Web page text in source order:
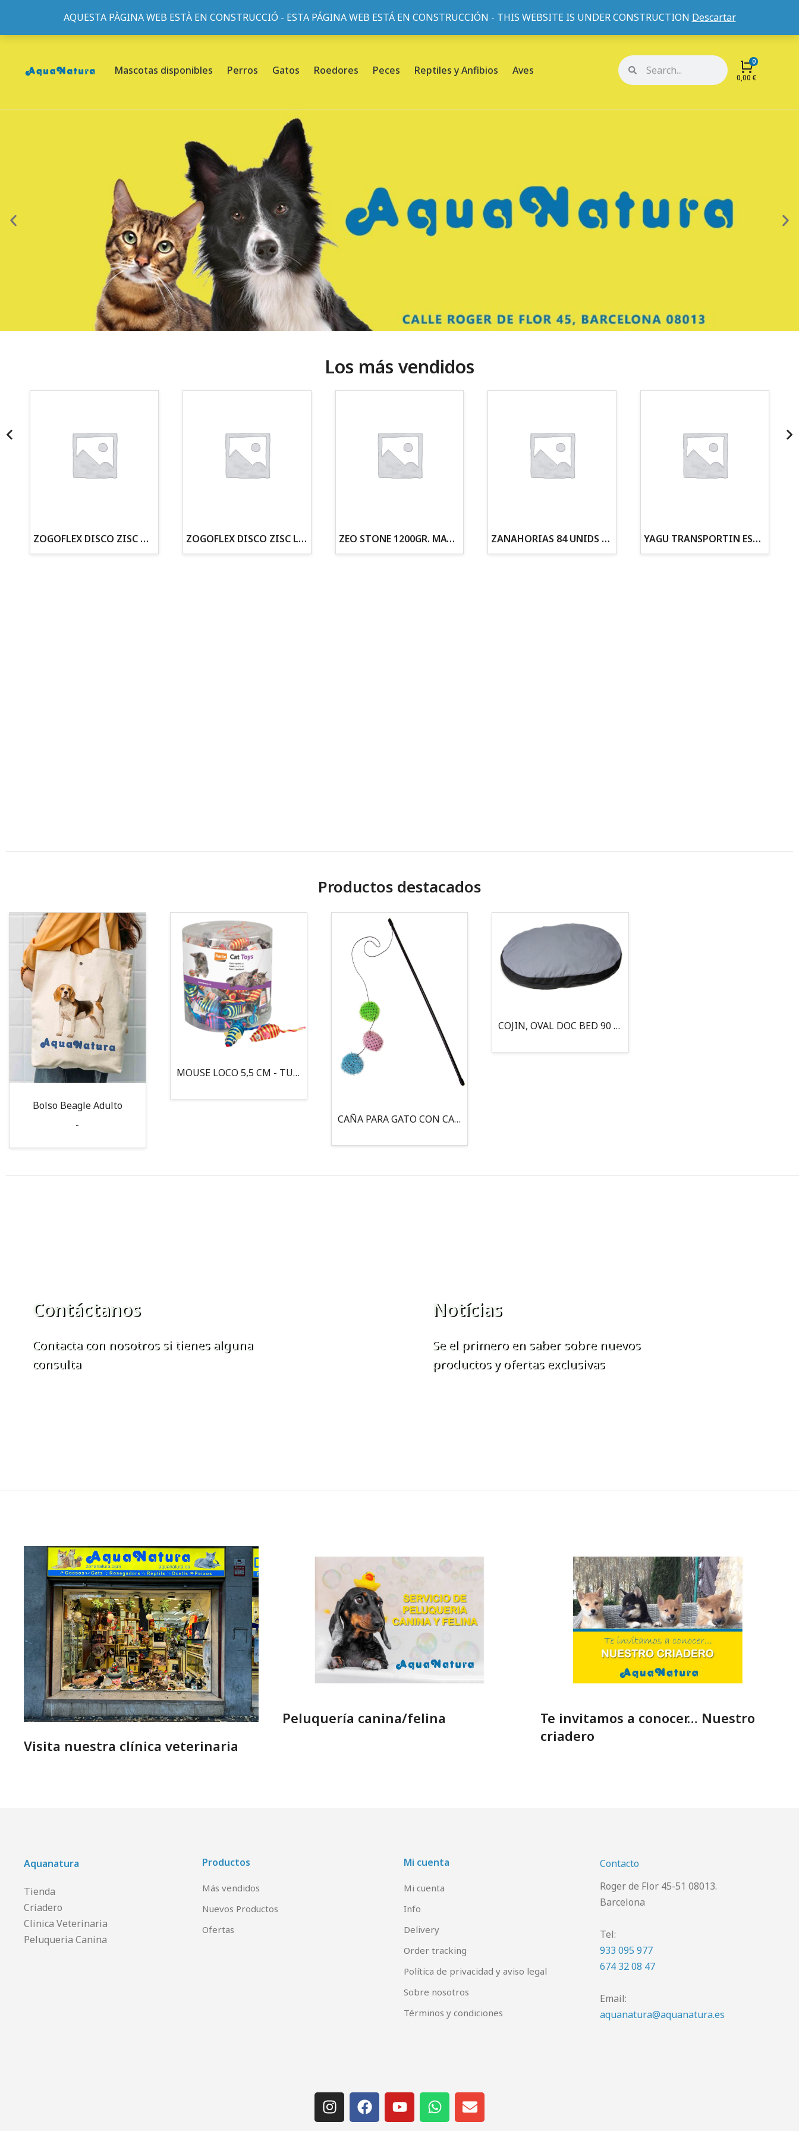
AQUESTA PÀGINA WEB ESTÀ EN CONSTRUCCIÓ - ESTA PÁGINA WEB ESTÁ EN CONSTRUCCIÓN - THIS WEBSITE IS UNDER CONSTRUCTION Descartar
933095977-933152057-933103463- C/ de Roger de Flor, 45, L'Eixample, 08013 Barcelona |Sobre nosotros Mi cuenta Mis pedidos
Mascotas disponibles Perros Gatos Roedores Peces Reptiles y Anfibios Aves
0,00€
¡Somos Aquanatura!
· Cachorros supervisados por equipo veterinario
· Asesoramiento profesional personalizado
Los más vendidos
ZOGOFLEX DISCO ZISC MINI (16CM) FLUORESCENTE ZOGOFLEX DISCO ZISC L (21.6CM) FLUORESCENTE ZEO STONE 1200GR. MATERIAL FILTRANTE ZANAHORIAS 84 UNIDS EN DISPLAY YAGU TRANSPORTIN ESPUMA CAMUFLAJE Nº1 36x30x28
Productos destacados
Bolso Beagle Adulto
-
MOUSE LOCO 5,5 CM - TUBO
CAÑA PARA GATO CON CASCABEL, 3 PELOTAS CON CATNIP
COJIN, OVAL DOC BED 90 X 66 X 10CM GRIS/NEGRO, 95°
Contáctanos
Contacta con nosotros si tienes alguna
consulta
Notícias
Se el primero en saber sobre nuevos
productos y ofertas exclusivas
Visita nuestra clínica veterinaria
Peluquería canina/felina
Te invitamos a conocer… Nuestro
criadero
Aquanatura
Tienda
Criadero
Clinica Veterinaria
Peluqueria Canina
Productos
Más vendidos
Nuevos Productos
Ofertas
Mi cuenta
Mi cuenta
Info
Delivery
Order tracking
Política de privacidad y aviso legal
Sobre nosotros
Términos y condiciones
Contacto
Roger de Flor 45-51 08013.
Barcelona
Tel:
933 095 977
674 32 08 47
Email:
aquanatura@aquanatura.es